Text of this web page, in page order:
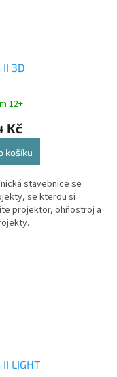
3D
12+
Kč
košíku
stavebnice se
se kterou si
projektor, ohňostroj a
LIGHT